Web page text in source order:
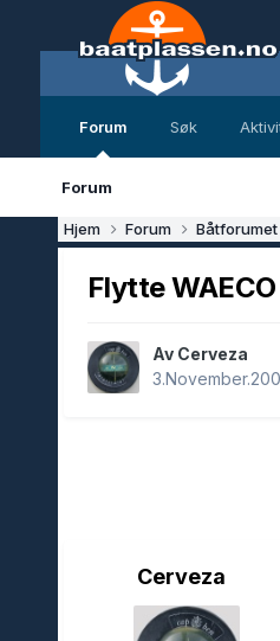
Forum
Forum
Søk
Hjem Forum Båtforumet
Flytte
Av Cerveza
Cerveza